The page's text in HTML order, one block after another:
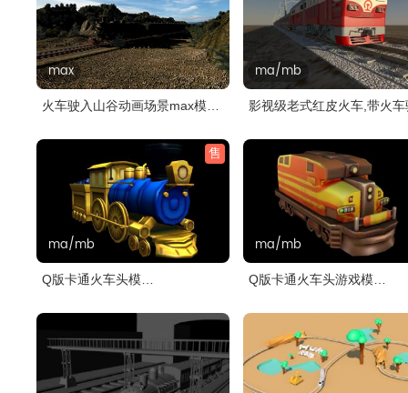
max
火车驶入山谷动画场景max模型
ma/mb
影视级老式红皮火车,带火车
售
ma/mb
Q版卡通火车头模
ma/mb
Q版卡通火车头游戏模